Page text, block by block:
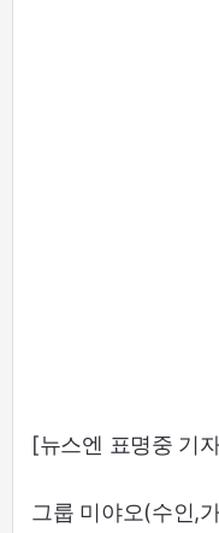
[뉴스엔 표명중 기
그룹 미야오(수인,